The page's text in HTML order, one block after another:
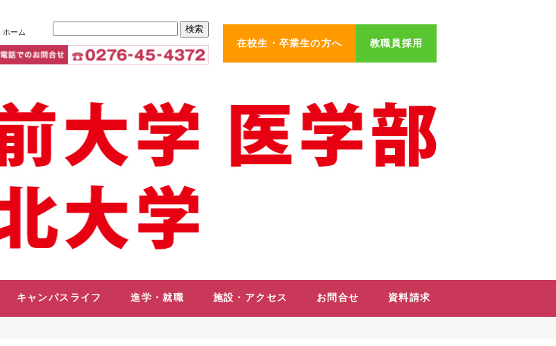
ホーム
ト
在校生・卒業生の方へ 教職員採用
キャンパスライフ 進学・就職 施設・アクセス お問合せ 資料請求